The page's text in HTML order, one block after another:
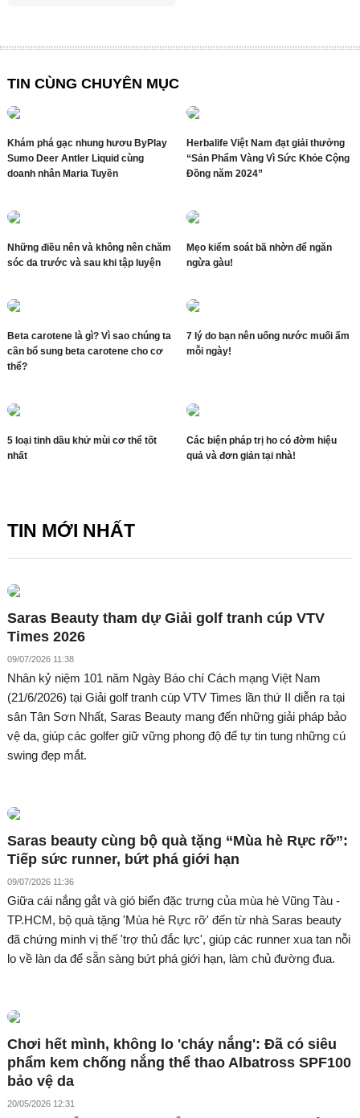
TIN CÙNG CHUYÊN MỤC
Khám phá gạc nhung hươu ByPlay
Sumo Deer Antler Liquid cùng
doanh nhân Maria Tuyền
Herbalife Việt Nam đạt giải thưởng
“Sản Phẩm Vàng Vì Sức Khỏe Cộng
Đồng năm 2024”
Những điều nên và không nên chăm
sóc da trước và sau khi tập luyện
Mẹo kiểm soát bã nhờn để ngăn
ngừa gàu!
Beta carotene là gì? Vì sao chúng ta
cần bổ sung beta carotene cho cơ
thể?
7 lý do bạn nên uống nước muối ấm
mỗi ngày!
5 loại tinh dầu khử mùi cơ thể tốt
nhất
Các biện pháp trị ho có đờm hiệu
quả và đơn giản tại nhà!
TIN MỚI NHẤT
Saras Beauty tham dự Giải golf tranh cúp VTV
Times 2026
09/07/2026 11:38
Nhân kỷ niệm 101 năm Ngày Báo chí Cách mạng Việt Nam
(21/6/2026) tại Giải golf tranh cúp VTV Times lần thứ II diễn ra tại
sân Tân Sơn Nhất, Saras Beauty mang đến những giải pháp bảo
vệ da, giúp các golfer giữ vững phong độ để tự tin tung những cú
swing đẹp mắt.
Saras beauty cùng bộ quà tặng “Mùa hè Rực rỡ”:
Tiếp sức runner, bứt phá giới hạn
09/07/2026 11:36
Giữa cái nắng gắt và gió biển đặc trưng của mùa hè Vũng Tàu -
TP.HCM, bộ quà tặng 'Mùa hè Rực rỡ' đến từ nhà Saras beauty
đã chứng minh vị thế 'trợ thủ đắc lực', giúp các runner xua tan nỗi
lo về làn da để sẵn sàng bứt phá giới hạn, làm chủ đường đua.
Chơi hết mình, không lo 'cháy nắng': Đã có siêu
phẩm kem chống nắng thể thao Albatross SPF100
bảo vệ da
20/05/2026 12:31